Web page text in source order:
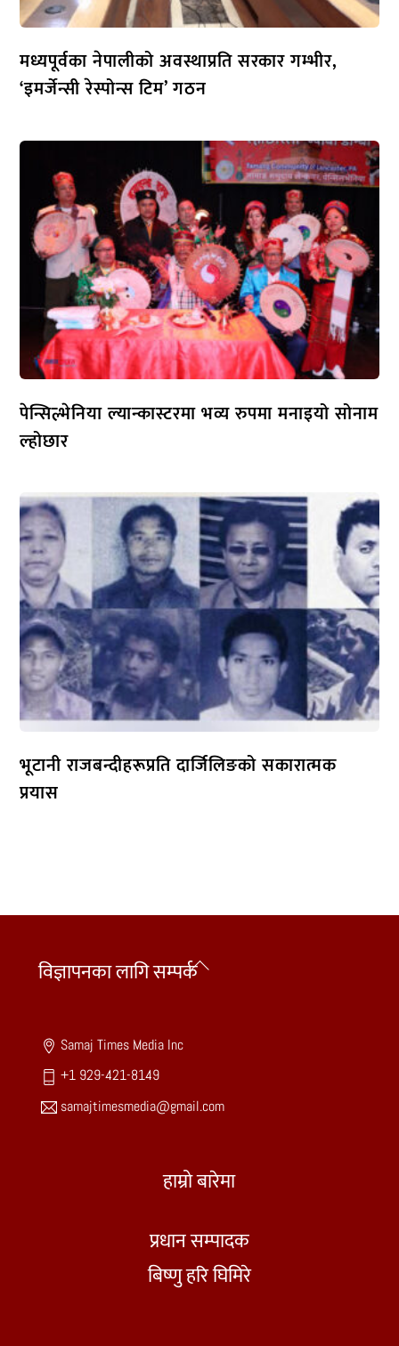
मध्यपूर्वका नेपालीको अवस्थाप्रति सरकार गम्भीर,
‘इमर्जेन्सी रेस्पोन्स टिम’ गठन
पेन्सिल्भेनिया ल्यान्कास्टरमा भव्य रुपमा मनाइयो सोनाम
ल्होछार
भूटानी राजबन्दीहरूप्रति दार्जिलिङको सकारात्मक
प्रयास
Back
विज्ञापनका लागि सम्पर्क
Samaj Times Media Inc
+1 929-421-8149
samajtimesmedia@gmail.com
हाम्रो बारेमा
प्रधान सम्पादक
बिष्णु हरि घिमिरे